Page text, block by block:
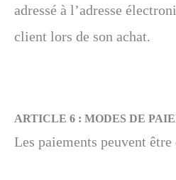
adressé à l’adresse
client lors de son achat.
ARTICLE 6 : MODES DE
Les paiements peuvent être